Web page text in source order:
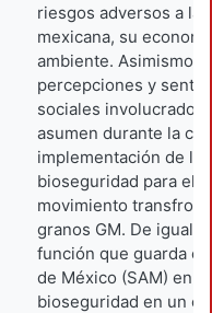
riesgos adversos a la
mexicana, su
ambiente. Asimismo,
percepciones y
sociales involucrados
asumen durante la
implementación de la
bioseguridad para el
movimiento
granos GM. De igual
función que guarda el
de México (SAM) en
bioseguridad en un